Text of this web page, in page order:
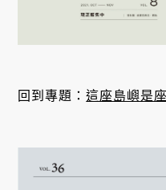
回到專題：這座島嶼是